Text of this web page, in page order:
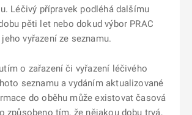
Léčivý přípravek podléhá dalšímu
pěti let nebo dokud výbor PRAC
vyřazení ze seznamu.
o zařazení či vyřazení léčivého
seznamu a vydáním aktualizované
do oběhu může existovat časová
způsobeno tím, že nějakou dobu trvá,